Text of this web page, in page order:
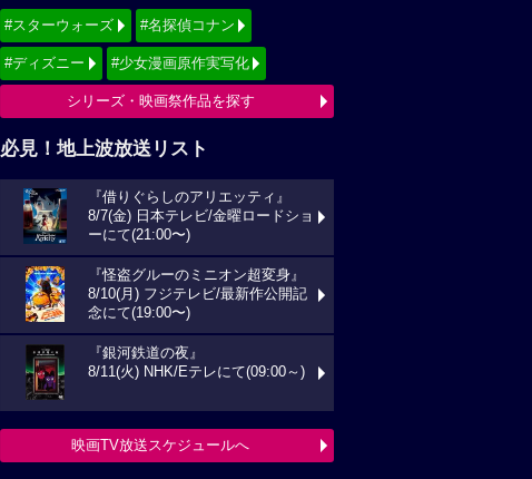
#スターウォーズ #名探偵コナン
#ディズニー #少女漫画原作実写化
シリーズ・映画祭作品を探す
必見！地上波放送リスト
『借りぐらしのアリエッティ』
8/7(金) 日本テレビ/金曜ロードショ
ーにて(21:00〜)
『怪盗グルーのミニオン超変身』
8/10(月) フジテレビ/最新作公開記
念にて(19:00〜)
『銀河鉄道の夜』
8/11(火) NHK/Eテレにて(09:00～)
映画TV放送スケジュールへ